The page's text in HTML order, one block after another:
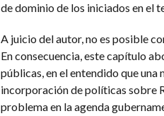
de dominio de los iniciados en el
A juicio del autor, no es posible
En consecuencia, este capítulo
públicas, en el entendido que
incorporación de políticas sobre
problema en la agenda